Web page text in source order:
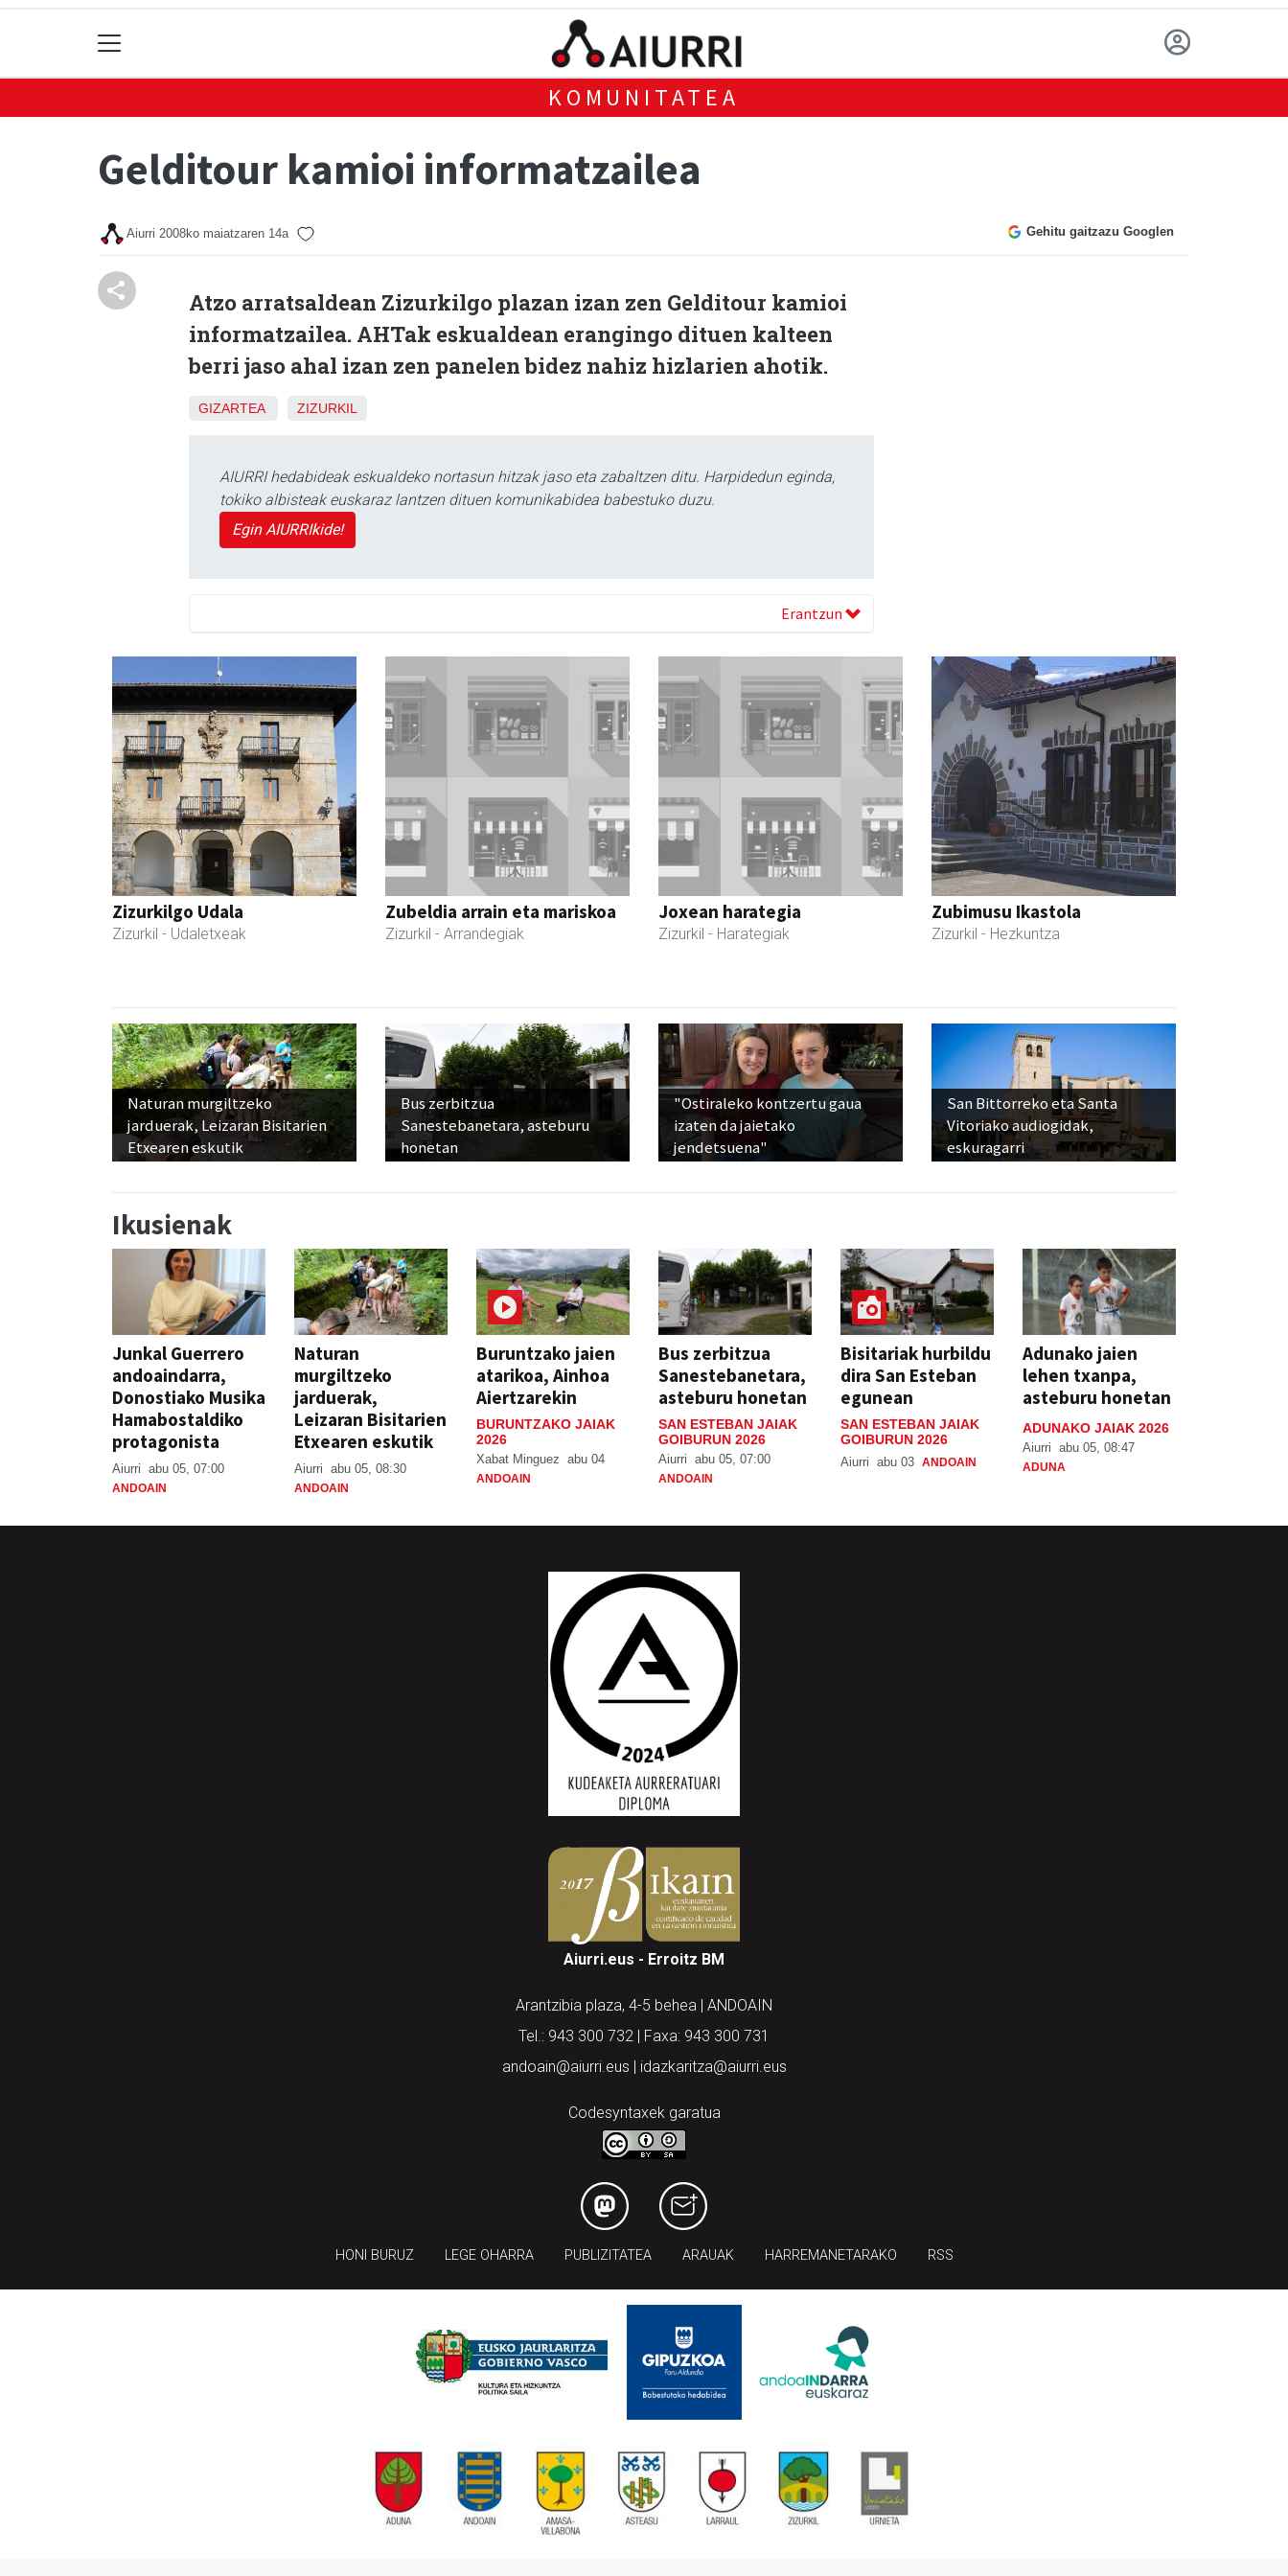
KOMUNITATEA
Gelditour kamioi informatzailea
Aiurri 2008ko maiatzaren 14a Gehitu gaitzazu Googlen
Atzo arratsaldean Zizurkilgo plazan izan zen Gelditour kamioi
informatzailea. AHTak eskualdean erangingo dituen kalteen
berri jaso ahal izan zen panelen bidez nahiz hizlarien ahotik.
GIZARTEA ZIZURKIL
AIURRI hedabideak eskualdeko nortasun hitzak jaso eta zabaltzen ditu. Harpidedun eginda,
tokiko albisteak euskaraz lantzen dituen komunikabidea babestuko duzu.
Egin AIURRIkide!
Erantzun
Zizurkilgo Udala
Zizurkil - Udaletxeak
Zubeldia arrain eta mariskoa
Zizurkil - Arrandegiak
Joxean harategia
Zizurkil - Harategiak
Zubimusu Ikastola
Zizurkil - Hezkuntza
Naturan murgiltzeko
jarduerak, Leizaran Bisitarien
Etxearen eskutik
Bus zerbitzua
Sanestebanetara, asteburu
honetan
"Ostiraleko kontzertu gaua
izaten da jaietako
jendetsuena"
San Bittorreko eta Santa
Vitoriako audiogidak,
eskuragarri
Ikusienak
Junkal Guerrero
andoaindarra,
Donostiako Musika
Hamabostaldiko
protagonista
Aiurri abu 05, 07:00
ANDOAIN
Naturan
murgiltzeko
jarduerak,
Leizaran Bisitarien
Etxearen eskutik
Aiurri abu 05, 08:30
ANDOAIN
Buruntzako jaien
atarikoa, Ainhoa
Aiertzarekin
BURUNTZAKO JAIAK
2026
Xabat Minguez abu 04
ANDOAIN
Bus zerbitzua
Sanestebanetara,
asteburu honetan
SAN ESTEBAN JAIAK
GOIBURUN 2026
Aiurri abu 05, 07:00
ANDOAIN
Bisitariak hurbildu
dira San Esteban
egunean
SAN ESTEBAN JAIAK
GOIBURUN 2026
Aiurri abu 03 ANDOAIN
Adunako jaien
lehen txanpa,
asteburu honetan
ADUNAKO JAIAK 2026
Aiurri abu 05, 08:47
ADUNA
Aiurri.eus - Erroitz BM
Arantzibia plaza, 4-5 behea | ANDOAIN
Tel.: 943 300 732 | Faxa: 943 300 731
andoain@aiurri.eus | idazkaritza@aiurri.eus
Codesyntaxek garatua
HONI BURUZ LEGE OHARRA PUBLIZITATEA ARAUAK HARREMANETARAKO RSS